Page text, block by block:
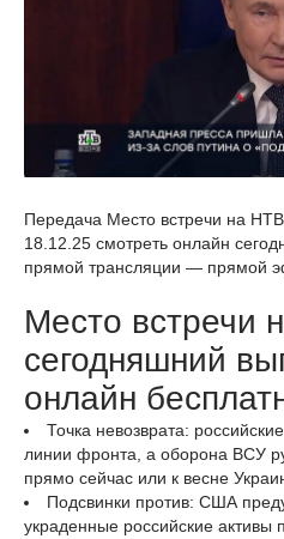
Передача Место встречи на
18.12.25 смотреть онлайн
прямой трансляции — прямой
Место встречи
сегодняшний
онлайн
Точка невозврата:
линии фронта, а оборона ВСУ
прямо сейчас или к весне
Подсвинки против: США
украденные российские активы